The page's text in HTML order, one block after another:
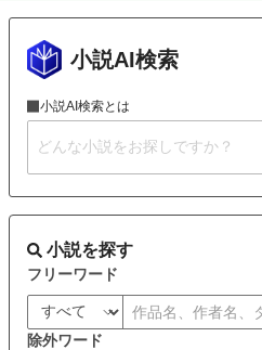
小説AI検索
小説AI検索とは
小説を探す
フリーワード
除外ワード